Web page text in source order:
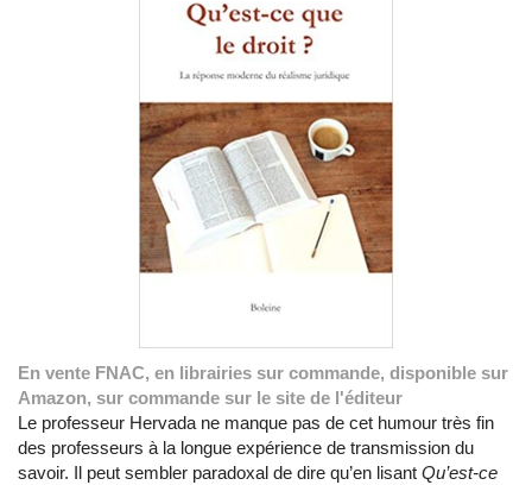
En vente FNAC, en librairies sur commande, disponible sur
Amazon, sur commande sur le site de l'éditeur
Le professeur Hervada ne manque pas de cet humour très fin
des professeurs à la longue expérience de transmission du
savoir. Il peut sembler paradoxal de dire qu’en lisant Qu’est-ce